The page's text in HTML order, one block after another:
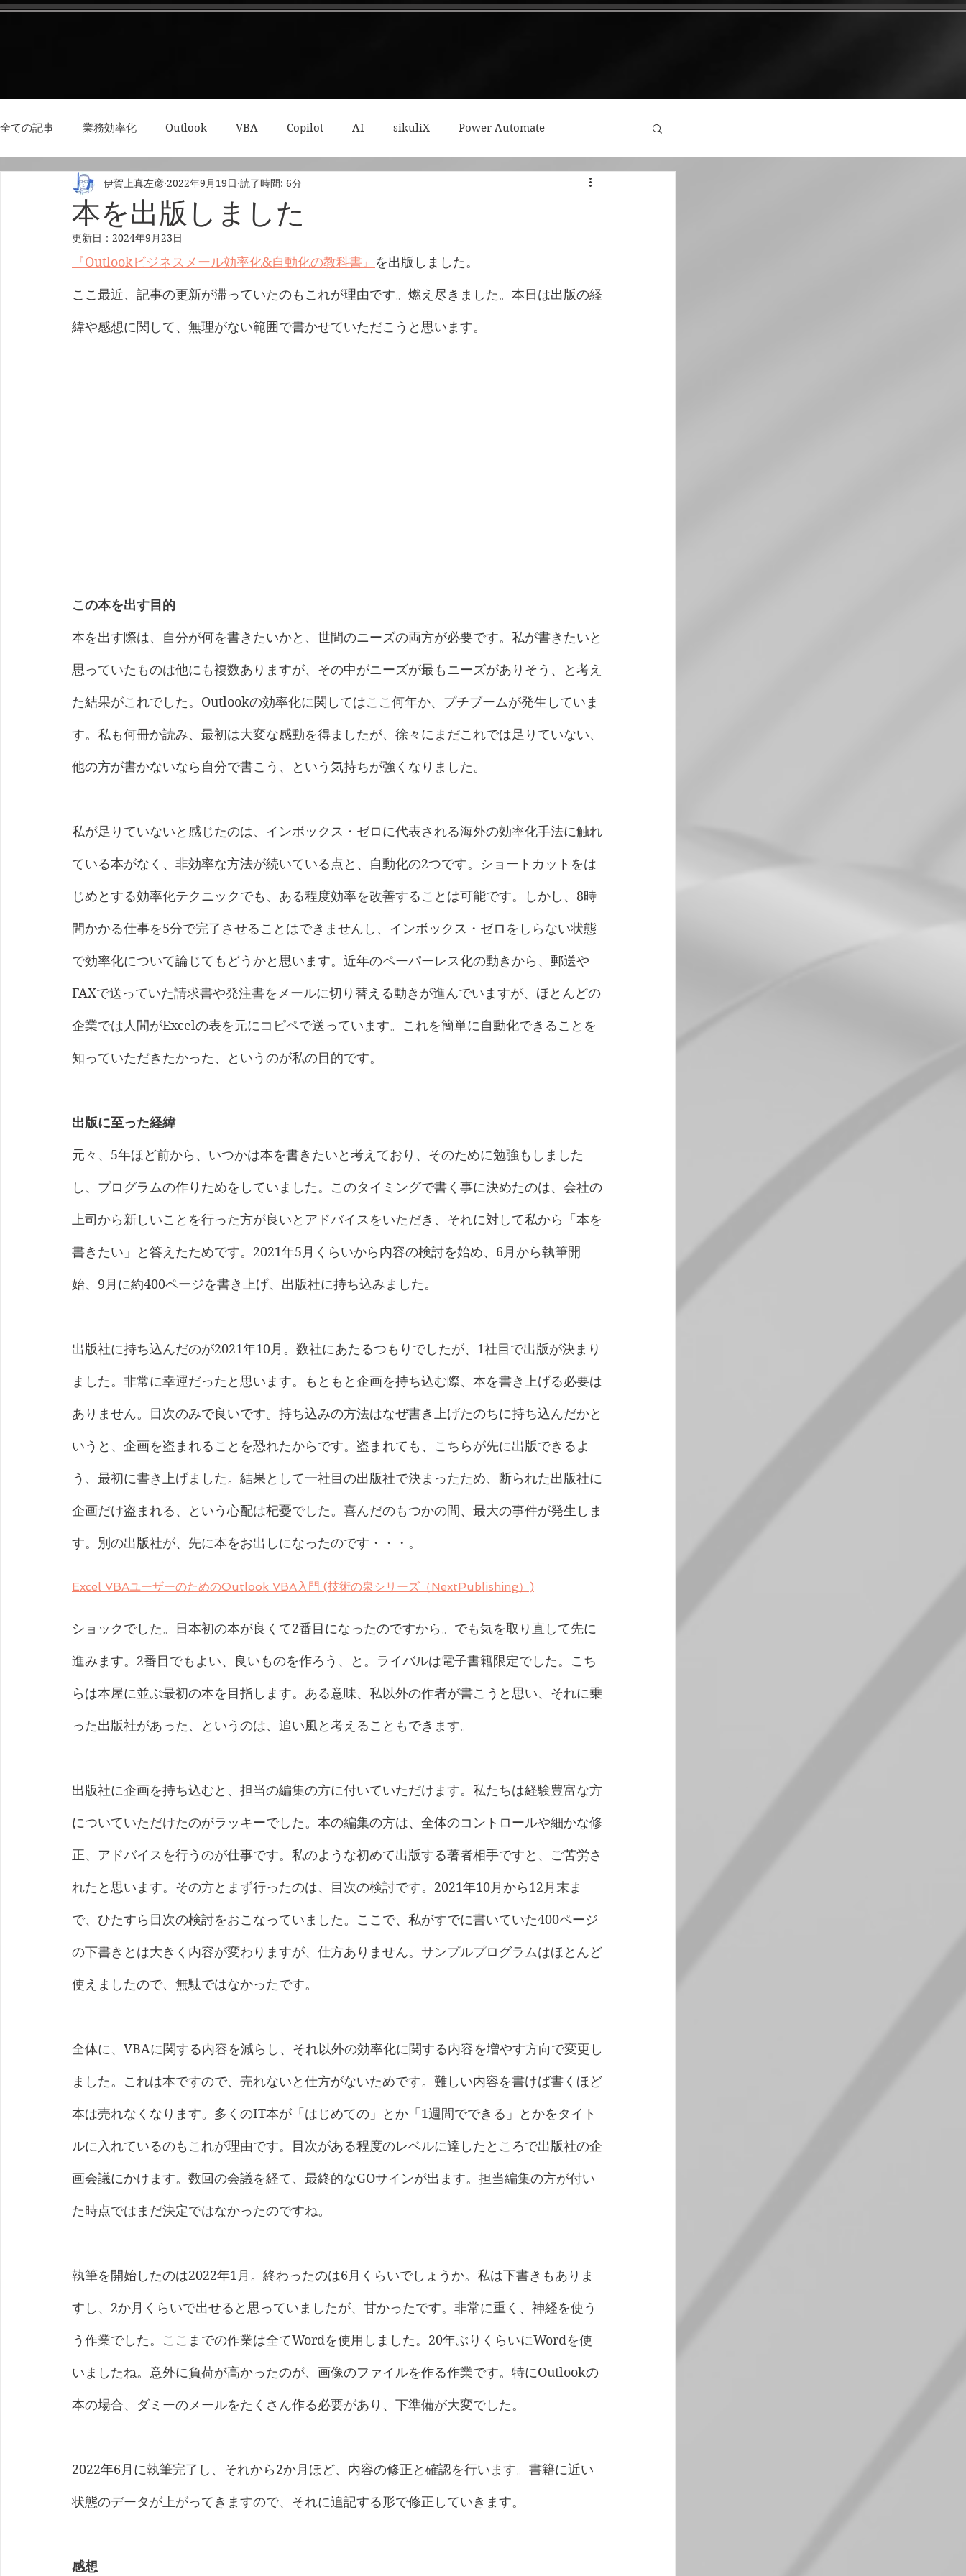
全ての記事 業務効率化 Outlook VBA Copilot AI sikuliX Power Automate
3Dプリント・模型 Python RPA 集中力・ディープワーク
本を出版しました
伊賀上真左彦 2022年9月19日 読了時間: 6分
更新日： 2024年9月23日
『Outlookビジネスメール効率化&自動化の教科書』 を出版しました。
ここ最近、記事の更新が滞っていたのもこれが理由です。燃え尽きました。本日は出版の経
緯や感想に関して、無理がない範囲で書かせていただこうと思います。
この本を出す目的
本を出す際は、自分が何を書きたいかと、世間のニーズの両方が必要です。私が書きたいと
思っていたものは他にも複数ありますが、その中がニーズが最もニーズがありそう、と考え
た結果がこれでした。Outlookの効率化に関してはここ何年か、プチブームが発生していま
す。私も何冊か読み、最初は大変な感動を得ましたが、徐々にまだこれでは足りていない、
他の方が書かないなら自分で書こう、という気持ちが強くなりました。
私が足りていないと感じたのは、インボックス・ゼロに代表される海外の効率化手法に触れ
ている本がなく、非効率な方法が続いている点と、自動化の2つです。ショートカットをは
じめとする効率化テクニックでも、ある程度効率を改善することは可能です。しかし、8時
間かかる仕事を5分で完了させることはできませんし、インボックス・ゼロをしらない状態
で効率化について論じてもどうかと思います。近年のペーパーレス化の動きから、郵送や
FAXで送っていた請求書や発注書をメールに切り替える動きが進んでいますが、ほとんどの
企業では人間がExcelの表を元にコピペで送っています。これを簡単に自動化できることを
知っていただきたかった、というのが私の目的です。
出版に至った経緯
元々、5年ほど前から、いつかは本を書きたいと考えており、そのために勉強もしました
し、プログラムの作りためをしていました。このタイミングで書く事に決めたのは、会社の
上司から新しいことを行った方が良いとアドバイスをいただき、それに対して私から「本を
書きたい」と答えたためです。2021年5月くらいから内容の検討を始め、6月から執筆開
始、9月に約400ページを書き上げ、出版社に持ち込みました。
出版社に持ち込んだのが2021年10月。数社にあたるつもりでしたが、1社目で出版が決まり
ました。非常に幸運だったと思います。もともと企画を持ち込む際、本を書き上げる必要は
ありません。目次のみで良いです。持ち込みの方法はなぜ書き上げたのちに持ち込んだかと
いうと、企画を盗まれることを恐れたからです。盗まれても、こちらが先に出版できるよ
う、最初に書き上げました。結果として一社目の出版社で決まったため、断られた出版社に
企画だけ盗まれる、という心配は杞憂でした。喜んだのもつかの間、最大の事件が発生しま
す。別の出版社が、先に本をお出しになったのです・・・。
Excel VBAユーザーのためのOutlook VBA入門 (技術の泉シリーズ（NextPublishing）)
ショックでした。日本初の本が良くて2番目になったのですから。でも気を取り直して先に
進みます。2番目でもよい、良いものを作ろう、と。ライバルは電子書籍限定でした。こち
らは本屋に並ぶ最初の本を目指します。ある意味、私以外の作者が書こうと思い、それに乗
った出版社があった、というのは、追い風と考えることもできます。
出版社に企画を持ち込むと、担当の編集の方に付いていただけます。私たちは経験豊富な方
についていただけたのがラッキーでした。本の編集の方は、全体のコントロールや細かな修
正、アドバイスを行うのが仕事です。私のような初めて出版する著者相手ですと、ご苦労さ
れたと思います。その方とまず行ったのは、目次の検討です。2021年10月から12月末ま
で、ひたすら目次の検討をおこなっていました。ここで、私がすでに書いていた400ページ
の下書きとは大きく内容が変わりますが、仕方ありません。サンプルプログラムはほとんど
使えましたので、無駄ではなかったです。
全体に、VBAに関する内容を減らし、それ以外の効率化に関する内容を増やす方向で変更し
ました。これは本ですので、売れないと仕方がないためです。難しい内容を書けば書くほど
本は売れなくなります。多くのIT本が「はじめての」とか「1週間でできる」とかをタイト
ルに入れているのもこれが理由です。目次がある程度のレベルに達したところで出版社の企
画会議にかけます。数回の会議を経て、最終的なGOサインが出ます。担当編集の方が付い
た時点ではまだ決定ではなかったのですね。
執筆を開始したのは2022年1月。終わったのは6月くらいでしょうか。私は下書きもありま
すし、2か月くらいで出せると思っていましたが、甘かったです。非常に重く、神経を使う
う作業でした。ここまでの作業は全てWordを使用しました。20年ぶりくらいにWordを使
いましたね。意外に負荷が高かったのが、画像のファイルを作る作業です。特にOutlookの
本の場合、ダミーのメールをたくさん作る必要があり、下準備が大変でした。
2022年6月に執筆完了し、それから2か月ほど、内容の修正と確認を行います。書籍に近い
状態のデータが上がってきますので、それに追記する形で修正していきます。
感想